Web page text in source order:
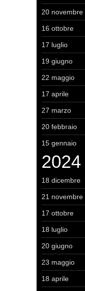
20 novembre
16 ottobre
17 luglio
19 giugno
22 maggio
17 aprile
27 marzo
20 febbraio
15 gennaio
2024
18 dicembre
21 novembre
17 ottobre
18 luglio
20 giugno
23 maggio
18 aprile